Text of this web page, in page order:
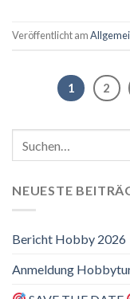
NEUESTE
Bericht Hobby 2026
Anmeldung
Veröffentlicht am
1 2